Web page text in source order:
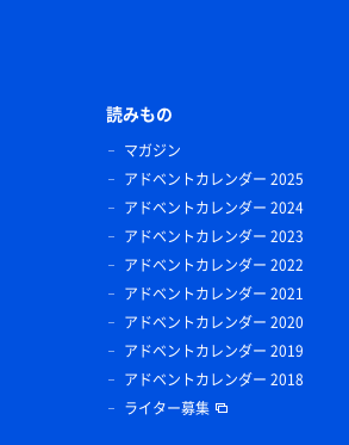
読みもの
マガジン
アドベントカレンダー 2025
アドベントカレンダー 2024
アドベントカレンダー 2023
アドベントカレンダー 2022
アドベントカレンダー 2021
アドベントカレンダー 2020
アドベントカレンダー 2019
アドベントカレンダー 2018
ライター募集